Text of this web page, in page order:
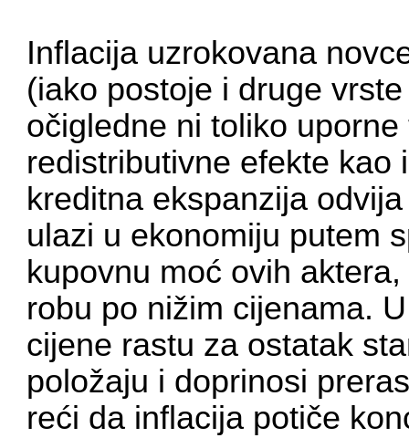
Inflacija uzrokovana
(iako postoje i druge
očigledne ni toliko
redistributivne efekte kao
kreditna ekspanzija
ulazi u ekonomiju putem
kupovnu moć ovih
robu po nižim cijenama.
cijene rastu za ostatak
položaju i doprinosi
reći da inflacija potiče